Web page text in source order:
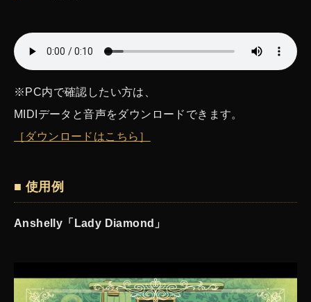
※PC内で確認したい方は、
MIDIデータと音声をダウンロードできます。
［ダウンロードはこちら］
■ 使用例
Anshelly「Lady Diamond」